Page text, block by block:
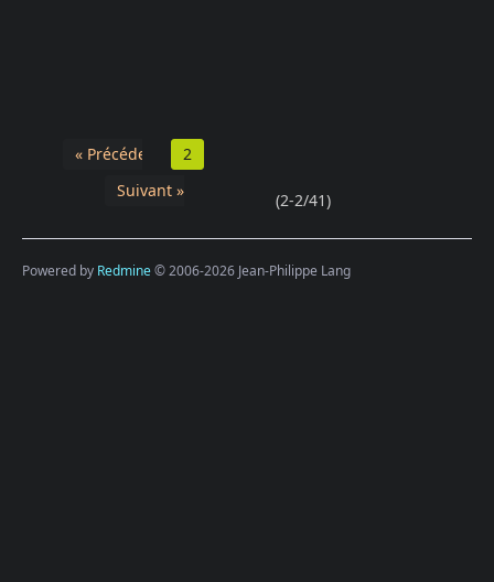
« Précédent
2
Suivant »
(2-2/41)
Powered by Redmine© 2006-2026 Jean-Philippe Lang